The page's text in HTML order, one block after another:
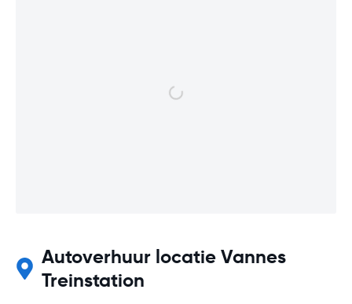
Autoverhuur locatie Vannes
Treinstation